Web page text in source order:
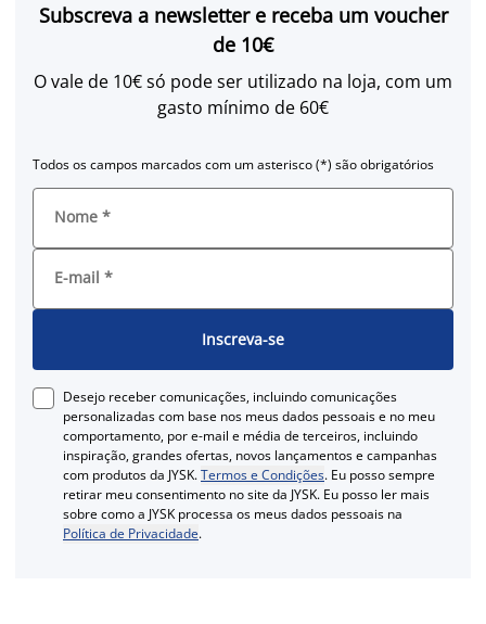
Subscreva a newsletter e receba um voucher
de 10€
O vale de 10€ só pode ser utilizado na loja, com um
gasto mínimo de 60€
Todos os campos marcados com um asterisco (*) são obrigatórios
Nome *
E-mail *
Inscreva-se
Desejo receber comunicações, incluindo comunicações
personalizadas com base nos meus dados pessoais e no meu
comportamento, por e-mail e média de terceiros, incluindo
inspiração, grandes ofertas, novos lançamentos e campanhas
com produtos da JYSK.Termos e Condições. Eu posso sempre
retirar meu consentimento no site da JYSK. Eu posso ler mais
sobre como a JYSK processa os meus dados pessoais na
Política de Privacidade.